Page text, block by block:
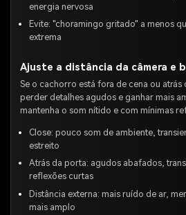
energia nervosa
Evite: "choramingo gritado" a menos
extrema
Ajuste a distância da câmera e
Se o cachorro está fora de cena ou
perder detalhes agudos e ganhar mais
mantenha o som nítido e com mínimas
Close: pouco som de ambiente,
estreito
Atrás da porta: agudos abafados,
reflexões curtas
Distância externa: mais ruído de ar,
mais amplo